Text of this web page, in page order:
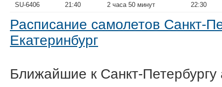
SU-6406
21:40 2 часа 50 минут 22:30
Расписание самолетов Санкт-
Екатеринбург
Ближайшие к Санкт-Петербургу